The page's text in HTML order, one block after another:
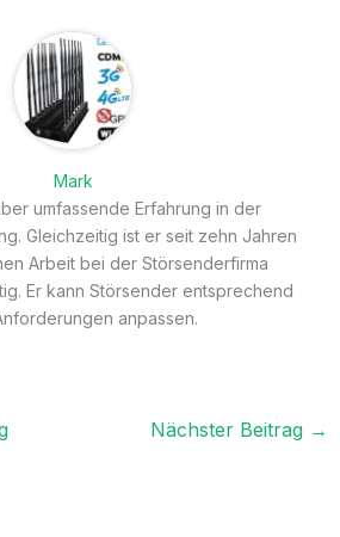
Mark
umfassende Erfahrung in der
Gleichzeitig ist er seit zehn Jahren
Arbeit bei der Störsenderfirma
Er kann Störsender entsprechend
anpassen.
Nächster Beitrag →